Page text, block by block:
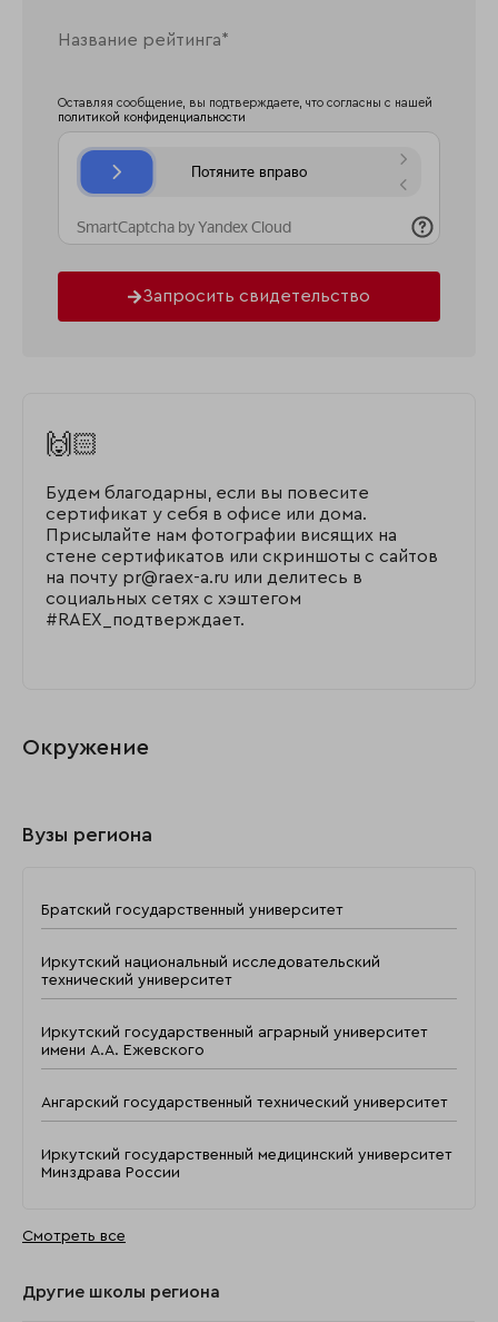
Оставляя сообщение, вы подтверждаете, что согласны с нашей
политикой конфиденциальности
Запросить свидетельство
🙌🏻
Будем благодарны, если вы повесите
сертификат у себя в офисе или дома.
Присылайте нам фотографии висящих на
стене сертификатов или скриншоты с сайтов
на почту pr@raex-a.ru или делитесь в
социальных сетях с хэштегом
#RAEX_подтверждает.
Окружение
Вузы региона
Братский государственный университет
Иркутский национальный исследовательский
технический университет
Иркутский государственный аграрный университет
имени А.А. Ежевского
Ангарский государственный технический университет
Иркутский государственный медицинский университет
Минздрава России
Смотреть все
Другие школы региона